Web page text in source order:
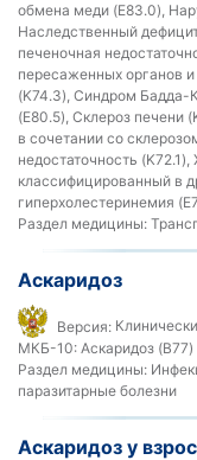
обмена меди (E83.0),
Наследственный
печеночная
пересаженных органов
(K74.3), Синдром Бадда-
(E80.5), Склероз печени
в сочетании со
недостаточность
классифицированный в
гиперхолестеринемия
Раздел медицины:
Аскаридоз
Версия:
МКБ-10: Аскаридоз (B77)
Раздел медицины:
паразитарные болезни
Аскаридоз у